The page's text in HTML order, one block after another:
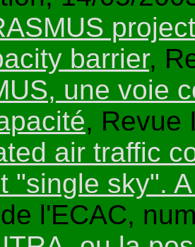
barrier,
une voie
, Revue
air traffic
"single sky".
l'ECAC,